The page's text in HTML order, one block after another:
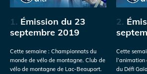
1. Émission du 23
septembre 2019
Cette semaine : Championnats du
monde de vélo de montagne. Club de
vélo de montagne de Lac-Beauport.
2.
Cette
du Défi